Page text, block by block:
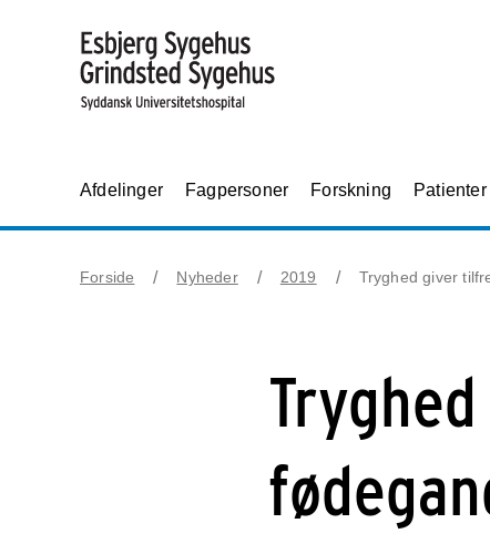
Afdelinger Fagpersoner Forskning
Forside Nyheder 2019 Tryghed giver